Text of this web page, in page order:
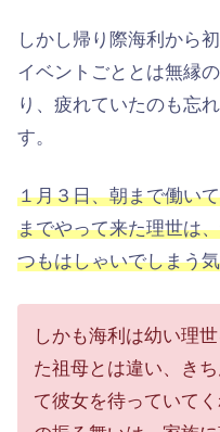
しかし帰り際海利から
イベントごととは無縁
り、疲れていたのも忘
す。
１月３日、朝まで働い
までやって来た理世は
つもはしゃいでしまう
しかも海利は幼い理
た祖母とは違い、き
て彼女を待っていて